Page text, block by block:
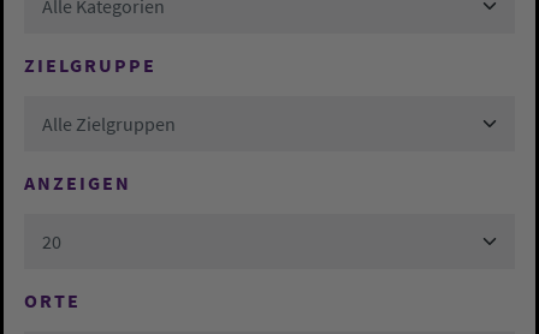
Alle Kategorien
ZIELGRUPPE
Alle Zielgruppen
ANZEIGEN
20
ORTE